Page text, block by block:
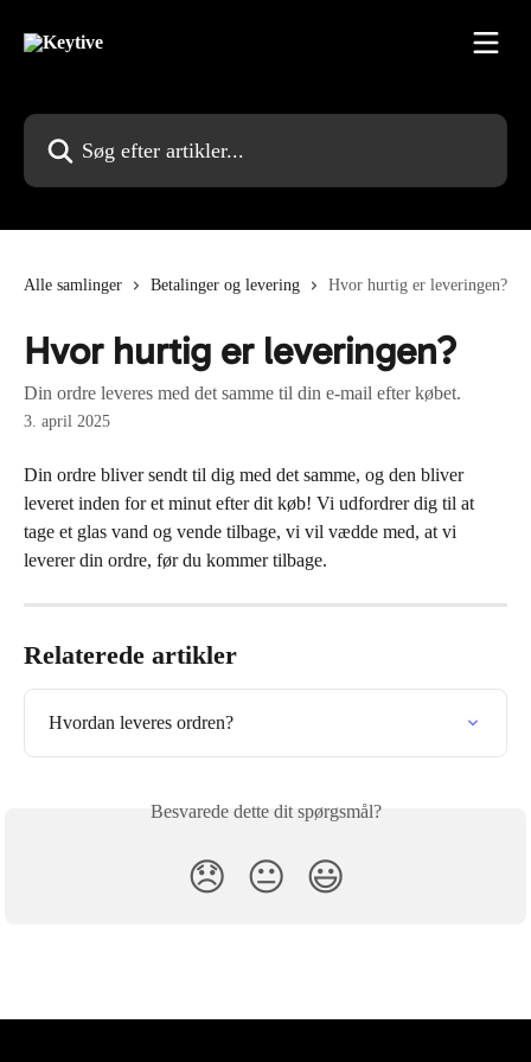
Søg efter artikler...
Alle samlinger Betalinger og levering Hvor hurtig er leveringen?
Hvor hurtig er leveringen?
Din ordre leveres med det samme til din e-mail efter købet.
3. april 2025
Din ordre bliver sendt til dig med det samme, og den bliver
leveret inden for et minut efter dit køb! Vi udfordrer dig til at
tage et glas vand og vende tilbage, vi vil vædde med, at vi
leverer din ordre, før du kommer tilbage.
Relaterede artikler
Hvordan leveres ordren?
Besvarede dette dit spørgsmål?
😞 😐 😃